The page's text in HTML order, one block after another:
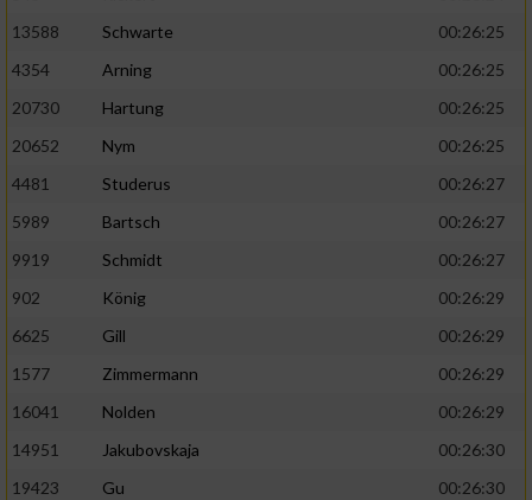
13588
Schwarte
00:26:25
4354
Arning
00:26:25
20730
Hartung
00:26:25
20652
Nym
00:26:25
4481
Studerus
00:26:27
5989
Bartsch
00:26:27
9919
Schmidt
00:26:27
902
König
00:26:29
6625
Gill
00:26:29
1577
Zimmermann
00:26:29
16041
Nolden
00:26:29
14951
Jakubovskaja
00:26:30
19423
Gu
00:26:30